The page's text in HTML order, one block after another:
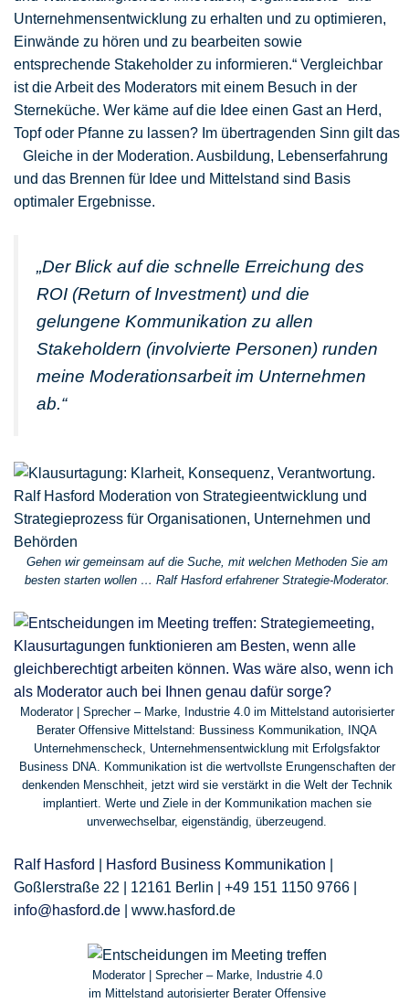
Unternehmensentwicklung zu erhalten und zu optimieren,
Einwände zu hören und zu be­arbeiten sowie
entsprechende Stakeholder zu informieren.“ Vergleichbar
ist die Arbeit des Moderators mit einem Besuch in der
Sterneküche. Wer käme auf die Idee einen Gast an Herd,
Topf oder Pfanne zu lassen? Im übertragenden Sinn gilt das
Gleiche in der Moderation. Ausbildung, Lebenserfahrung
und das Brennen für Idee und Mittelstand sind Basis
optimaler Ergebnisse.
„Der Blick auf die schnelle Erreichung des
ROI (Return of Investment) und die
gelungene Kommunikation zu allen
Stakeholdern (involvierte Per­sonen) runden
meine Moderationsarbeit im Unternehmen
ab.“
Gehen wir gemeinsam auf die Suche, mit welchen Methoden Sie am
besten starten wollen … Ralf Hasford erfahrener Strategie-Moderator.
Moderator | Sprecher – Marke, Industrie 4.0 im Mittelstand autorisierter
Berater Offensive Mittelstand: Bussiness Kommunikation, INQA
Unternehmenscheck, Unternehmensentwicklung mit Erfolgsfaktor
Business DNA. Kommunikation ist die wertvollste Erungenschaften der
denkenden Menschheit, jetzt wird sie verstärkt in die Welt der Technik
implantiert. Werte und Ziele in der Kommunikation machen sie
unverwechselbar, eigenständig, überzeugend.
Ralf Hasford Hasford Business Kommunikation
Goßlerstraße 22 | 12161 Berlin | +49 151 1150 9766 |
info@hasford.de | www.hasford.de
Moderator | Sprecher – Marke, Industrie 4.0
im Mittelstand autorisierter Berater Offensive